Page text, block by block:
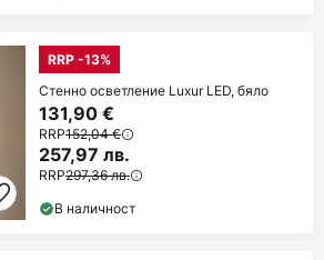
RRP -13%
Стенно осветление Luxur LED, бяло
131,90 €
RRP152,04 €
257,97 лв.
RRP297,36 лв.
В наличност